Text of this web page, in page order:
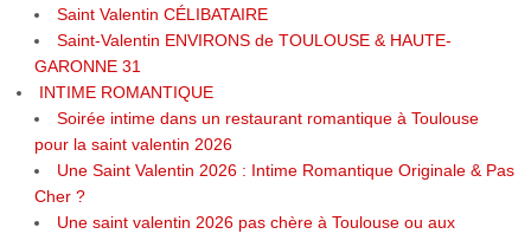
Saint Valentin CÉLIBATAIRE
Saint-Valentin ENVIRONS de TOULOUSE & HAUTE-
GARONNE 31
INTIME ROMANTIQUE
Soirée intime dans un restaurant romantique à Toulouse
pour la saint valentin 2026
Une Saint Valentin 2026 : Intime Romantique Originale & Pas
Cher ?
Une saint valentin 2026 pas chère à Toulouse ou aux